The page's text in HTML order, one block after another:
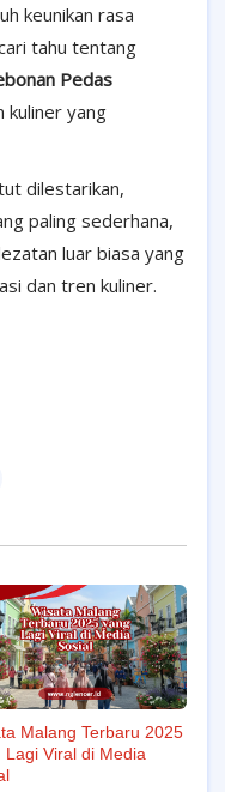
keunikan rasa
tahu tentang
Pedas
kuliner yang
dilestarikan,
paling sederhana,
luar biasa yang
dan tren kuliner.
Malang Terbaru 2025
Lagi Viral di Media